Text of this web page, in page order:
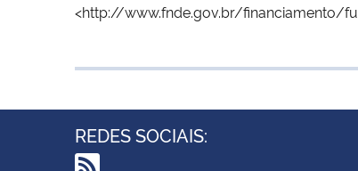
<http://www.fnde.gov.br/financiamento/
REDES SOCIAIS: